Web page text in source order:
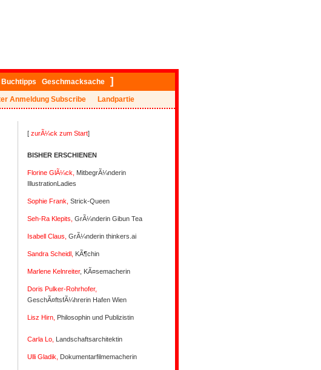
Buchtipps Geschmacksache ]
Subscribe Landpartie
[ zurÃ¼ck zum Start]
BISHER ERSCHIENEN
Florine GlÃ¼ck,
MitbegrÃ¼nderin
IllustrationLadies
Sophie Frank, Strick-Queen
Seh-Ra Klepits, GrÃ¼nderin Gibun Tea
Isabell Claus, GrÃ¼nderin thinkers.ai
Sandra Scheidl, KÃ¶chin
Marlene Kelnreiter, KÃ¤semacherin
Doris Pulker-Rohrhofer,
GeschÃ¤ftsfÃ¼hrerin Hafen Wien
Lisz Hirn, Philosophin und Publizistin
Carla Lo, Landschaftsarchitektin
Ulli Gladik, Dokumentarfilmemacherin